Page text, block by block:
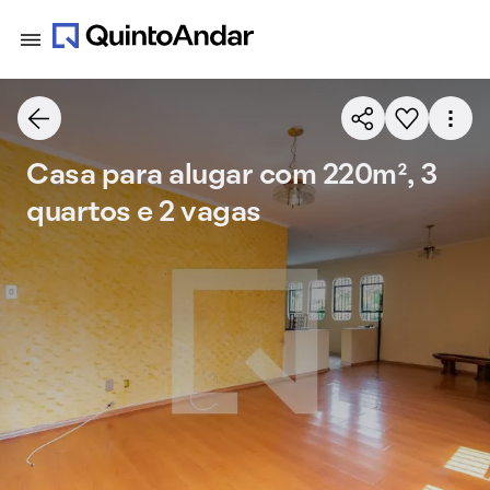
Casa para alugar com 220m², 3
quartos e 2 vagas